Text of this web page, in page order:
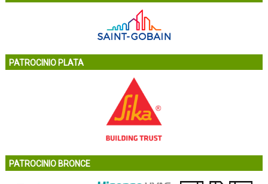
PATROCINIO PLATA
PATROCINIO BRONCE